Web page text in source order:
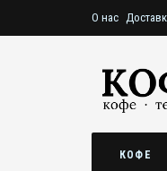
О нас
КОФЕ